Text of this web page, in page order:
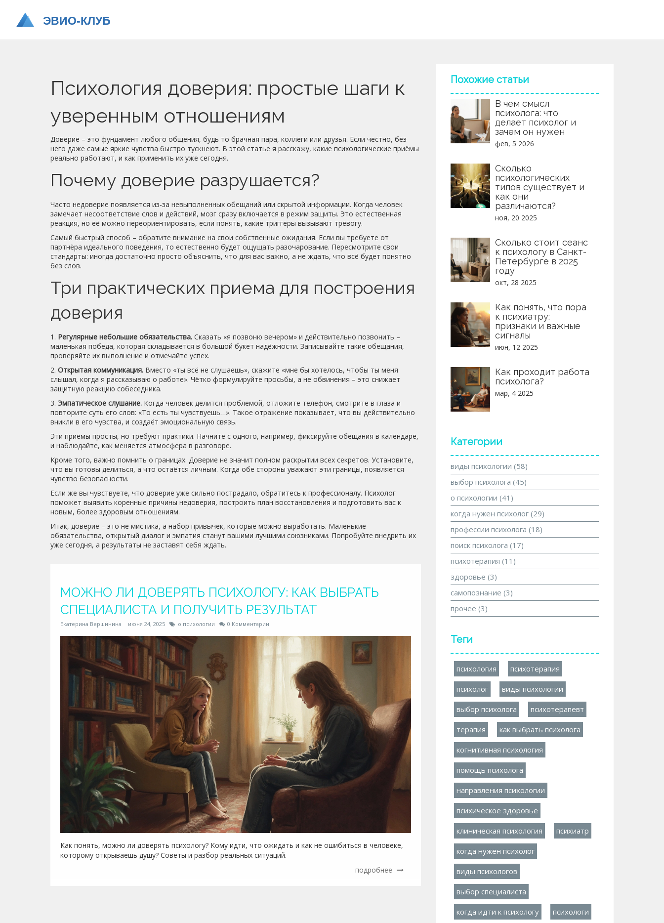
Психология доверия: простые шаги к
уверенным отношениям
Доверие – это фундамент любого общения, будь то брачная пара, коллеги или друзья. Если честно, без
него даже самые яркие чувства быстро тускнеют. В этой статье я расскажу, какие психологические приёмы
реально работают, и как применить их уже сегодня.
Почему доверие разрушается?
Часто недоверие появляется из‑за невыполненных обещаний или скрытой информации. Когда человек
замечает несоответствие слов и действий, мозг сразу включается в режим защиты. Это естественная
реакция, но её можно переориентировать, если понять, какие триггеры вызывают тревогу.
Самый быстрый способ – обратите внимание на свои собственные ожидания. Если вы требуете от
партнёра идеального поведения, то естественно будет ощущать разочарование. Пересмотрите свои
стандарты: иногда достаточно просто объяснить, что для вас важно, а не ждать, что всё будет понятно
без слов.
Три практических приема для построения
доверия
1. Регулярные небольшие обязательства. Сказать «я позвоню вечером» и действительно позвонить –
маленькая победа, которая складывается в большой букет надёжности. Записывайте такие обещания,
проверяйте их выполнение и отмечайте успех.
2. Открытая коммуникация. Вместо «ты всё не слушаешь», скажите «мне бы хотелось, чтобы ты меня
слышал, когда я рассказываю о работе». Чётко формулируйте просьбы, а не обвинения – это снижает
защитную реакцию собеседника.
3. Эмпатическое слушание. Когда человек делится проблемой, отложите телефон, смотрите в глаза и
повторите суть его слов: «То есть ты чувствуешь…». Такое отражение показывает, что вы действительно
вникли в его чувства, и создаёт эмоциональную связь.
Эти приёмы просты, но требуют практики. Начните с одного, например, фиксируйте обещания в календаре,
и наблюдайте, как меняется атмосфера в разговоре.
Кроме того, важно помнить о границах. Доверие не значит полном раскрытии всех секретов. Установите,
что вы готовы делиться, а что остаётся личным. Когда обе стороны уважают эти границы, появляется
чувство безопасности.
Если же вы чувствуете, что доверие уже сильно пострадало, обратитесь к профессионалу. Психолог
поможет выявить коренные причины недоверия, построить план восстановления и подготовить вас к
новым, более здоровым отношениям.
Итак, доверие – это не мистика, а набор привычек, которые можно выработать. Маленькие
обязательства, открытый диалог и эмпатия станут вашими лучшими союзниками. Попробуйте внедрить их
уже сегодня, а результаты не заставят себя ждать.
МОЖНО ЛИ ДОВЕРЯТЬ ПСИХОЛОГУ: КАК ВЫБРАТЬ
СПЕЦИАЛИСТА И ПОЛУЧИТЬ РЕЗУЛЬТАТ
Екатерина Вершинина июня 24, 2025 о психологии 0 Комментарии
Как понять, можно ли доверять психологу? Кому идти, что ожидать и как не ошибиться в человеке,
которому открываешь душу? Советы и разбор реальных ситуаций.
подробнее
Похожие статьи
В чем смысл
психолога: что
делает психолог и
зачем он нужен
фев, 5 2026
Сколько
психологических
типов существует и
как они
различаются?
ноя, 20 2025
Сколько стоит сеанс
к психологу в Санкт-
Петербурге в 2025
году
окт, 28 2025
Как понять, что пора
к психиатру:
признаки и важные
сигналы
июн, 12 2025
Как проходит работа
психолога?
мар, 4 2025
Категории
виды психологии (58)
выбор психолога (45)
о психологии (41)
когда нужен психолог (29)
профессии психолога (18)
поиск психолога (17)
психотерапия (11)
здоровье (3)
самопознание (3)
прочее (3)
Теги
психология психотерапия
психолог виды психологии
выбор психолога психотерапевт
терапия как выбрать психолога
когнитивная психология
помощь психолога
направления психологии
психическое здоровье
клиническая психология психиатр
когда нужен психолог
виды психологов
выбор специалиста
когда идти к психологу психологи